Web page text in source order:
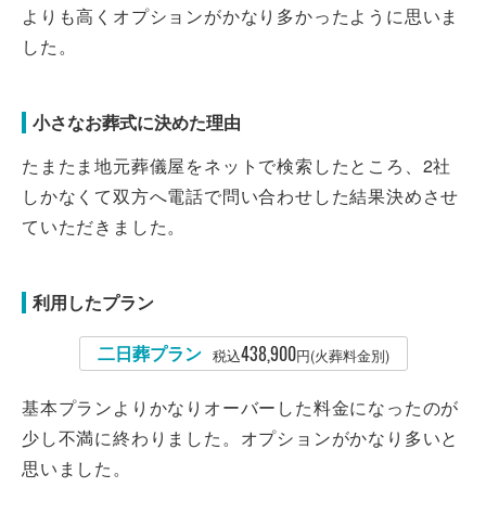
よりも高くオプションがかなり多かったように思いま
した。
小さなお葬式に決めた理由
たまたま地元葬儀屋をネットで検索したところ、2社
しかなくて双方へ電話で問い合わせした結果決めさせ
ていただきました。
利用したプラン
二日葬プラン 税込438,900円(火葬料金別)
基本プランよりかなりオーバーした料金になったのが
少し不満に終わりました。オプションがかなり多いと
思いました。